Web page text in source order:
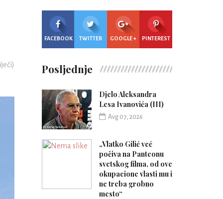
FACEBOOK TWITTER GOOGLE + PINTEREST
Posljednje
Djelo Aleksandra
Lesa Ivanovića (III)
Avg 07, 2026
„Vlatko Gilić već
počiva na Panteonu
svetskog filma, od ove
okupacione vlasti mu i
ne treba grobno
mesto“